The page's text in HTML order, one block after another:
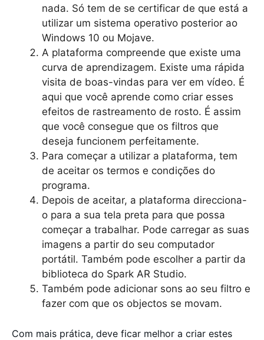
nada. Só tem de se certificar de que está a
utilizar um sistema operativo posterior ao
Windows 10 ou Mojave.
A plataforma compreende que existe uma
curva de aprendizagem. Existe uma rápida
visita de boas-vindas para ver em vídeo. É
aqui que você aprende como criar esses
efeitos de rastreamento de rosto. É assim
que você consegue que os filtros que
deseja funcionem perfeitamente.
Para começar a utilizar a plataforma, tem
de aceitar os termos e condições do
programa.
Depois de aceitar, a plataforma direcciona-
o para a sua tela preta para que possa
começar a trabalhar. Pode carregar as suas
imagens a partir do seu computador
portátil. Também pode escolher a partir da
biblioteca do Spark AR Studio.
Também pode adicionar sons ao seu filtro e
fazer com que os objectos se movam.
Com mais prática, deve ficar melhor a criar estes